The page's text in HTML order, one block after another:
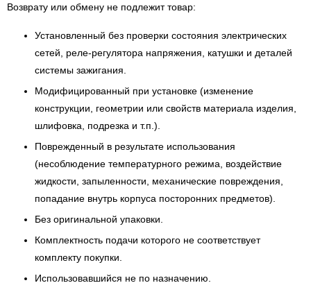
Возврату или обмену не подлежит товар:
Установленный без проверки состояния электрических
сетей, реле-регулятора напряжения, катушки и деталей
системы зажигания.
Модифицированный при установке (изменение
конструкции, геометрии или свойств материала изделия,
шлифовка, подрезка и т.п.).
Поврежденный в результате использования
(несоблюдение температурного режима, воздействие
жидкости, запыленности, механические повреждения,
попадание внутрь корпуса посторонних предметов).
Без оригинальной упаковки.
Комплектность подачи которого не соответствует
комплекту покупки.
Использовавшийся не по назначению.